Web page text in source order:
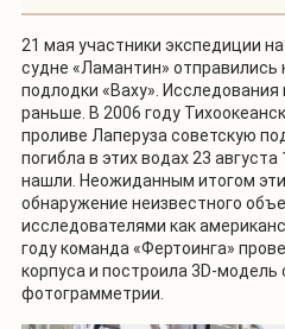
21 мая участники экспедиции
судне «Ламантин» отправились
подлодки «Ваху».
раньше. В 2006 году
проливе Лаперуза советскую
погибла в этих водах 23
нашли. Неожиданным итогом
обнаружение неизвестного
исследователями как
году команда «Фертоинга»
корпуса и построила 3D-
фотограмметрии.